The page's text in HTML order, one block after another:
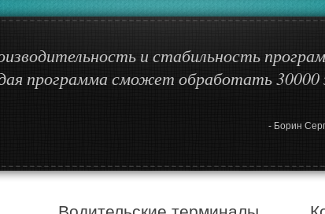
и стабильность
программа сможет обработать 30000
- Борин